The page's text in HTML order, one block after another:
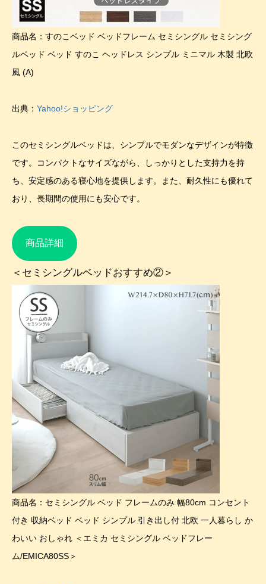
商品名：すのこベッド ベッドフレーム セミシングル セミシング
ルベッド ベッド すのこ ヘッドレス シンプル ミニマル 木製 北欧
風 (A)
出典： Yahoo!ショッピング
このセミシングルベッドは、シンプルでモダンなデザインが特徴
です。コンパクトなサイズながら、しっかりとした支持力を持
ち、安定感のある寝心地を提供します。また、耐久性にも優れて
おり、長期間の使用にも安心です。
商品詳細
＜セミシングルベッドおすすめ②＞
商品名：セミシングル ベッド フレームのみ 幅80cm コンセント
付き 収納ベッド ベッド シンプル 引き出し付 北欧 一人暮らし か
わいい おしゃれ ＜エミカ セミシングル ベッドフレー
ム/EMICA80SS＞